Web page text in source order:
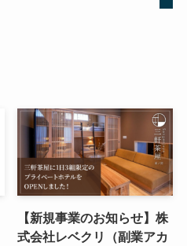
【新規事業のお知らせ】株
式会社レベクリ（副業アカ